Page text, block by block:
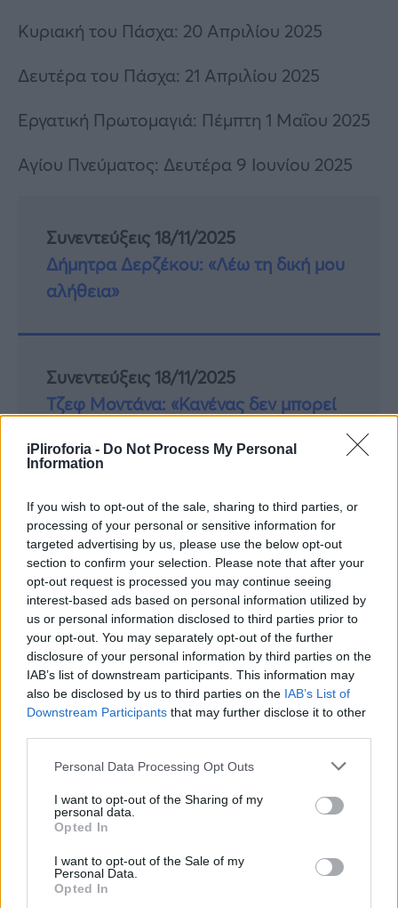
iPliroforia - Do Not Process My Personal
Information
If you wish to opt-out of the sale, sharing to third parties, or
processing of your personal or sensitive information for
targeted advertising by us, please use the below opt-out
section to confirm your selection. Please note that after your
opt-out request is processed you may continue seeing
interest-based ads based on personal information utilized by
us or personal information disclosed to third parties prior to
your opt-out. You may separately opt-out of the further
disclosure of your personal information by third parties on the
IAB’s list of downstream participants. This information may
also be disclosed by us to third parties on the IAB’s List of
Downstream Participants that may further disclose it to other
Personal Data Processing Opt Outs
I want to opt-out of the Sharing of my
personal data.
Opted In
I want to opt-out of the Sale of my
Personal Data.
Opted In
Κυριακή του Πάσχα: 20 Απριλίου 2025
Δευτέρα του Πάσχα: 21 Απριλίου 2025
Εργατική Πρωτομαγιά: Πέμπτη 1 Μαΐου 2025
Αγίου Πνεύματος: Δευτέρα 9 Ιουνίου 2025
Συνεντεύξεις 18/11/2025
Δήμητρα Δερζέκου: «Λέω τη δική μου
αλήθεια»
Συνεντεύξεις 18/11/2025
Τζεφ Μοντάνα: «Κανένας δεν μπορεί